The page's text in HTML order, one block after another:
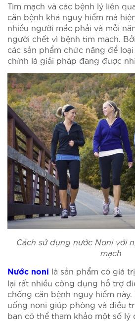
Tim mạch và các bệnh lý liên
căn bệnh khá nguy hiểm mà
nhiều người mắc phải và mỗi
người chết vì bệnh tim mạch.
các sản phẩm chức năng để
chính là giải pháp đang được
Cách sử dụng nước Noni với
mạch
Nước noni là sản phẩm có giá
lại rất nhiều công dụng hỗ trợ
chống căn bệnh nguy hiểm này.
uống noni giúp phòng và điều
bạn có thể tham khảo một số lý